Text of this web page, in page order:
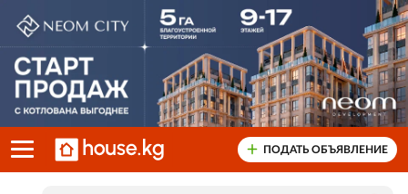
ПОДАТЬ ОБЪЯВЛЕНИЕ